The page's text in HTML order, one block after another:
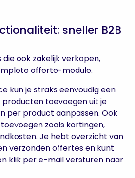
sneller B2B
ook zakelijk verkopen,
offerte-module.
kun je straks eenvoudig een
toevoegen uit je
per product aanpassen. Ook
zoals kortingen,
Je hebt overzicht van
verzonden offertes en kunt
klik per e-mail versturen naar